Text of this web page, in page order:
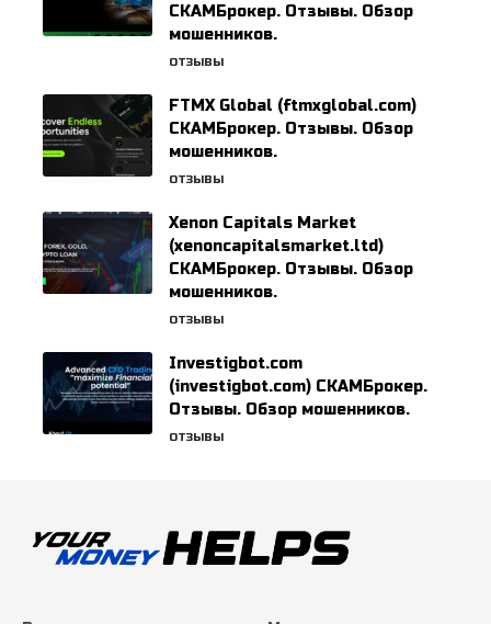
СКАМБрокер. Отзывы. Обзор
мошенников.
ОТЗЫВЫ
FTMX Global (ftmxglobal.com)
СКАМБрокер. Отзывы. Обзор
мошенников.
ОТЗЫВЫ
Xenon Capitals Market
(xenoncapitalsmarket.ltd)
СКАМБрокер. Отзывы. Обзор
мошенников.
ОТЗЫВЫ
Investigbot.com
(investigbot.com) СКАМБрокер.
Отзывы. Обзор мошенников.
ОТЗЫВЫ